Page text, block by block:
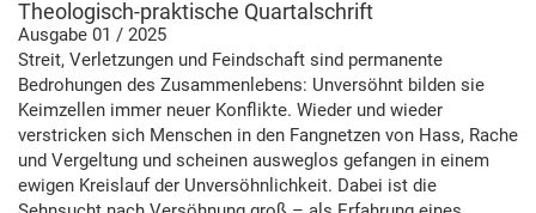
Theologisch-praktische Quartalschrift
Ausgabe 01 / 2025
Streit, Verletzungen und Feindschaft sind permanente
Bedrohungen des Zusammenlebens: Unversöhnt bilden sie
Keimzellen immer neuer Konflikte. Wieder und wieder
verstricken sich Menschen in den Fangnetzen von Hass, Rache
und Vergeltung und scheinen ausweglos gefangen in einem
ewigen Kreislauf der Unversöhnlichkeit. Dabei ist die